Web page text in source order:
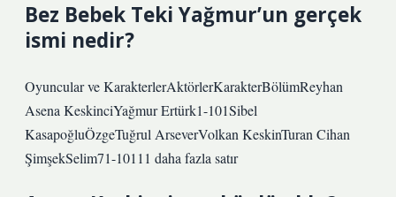
Bez Bebek Teki Yağmur’un gerçek
ismi nedir?
Oyuncular ve KarakterlerAktörlerKarakterBölümReyhan
Asena KeskinciYağmur Ertürk1-101Sibel
KasapoğluÖzgeTuğrul ArseverVolkan KeskinTuran Cihan
ŞimşekSelim71-10111 daha fazla satır